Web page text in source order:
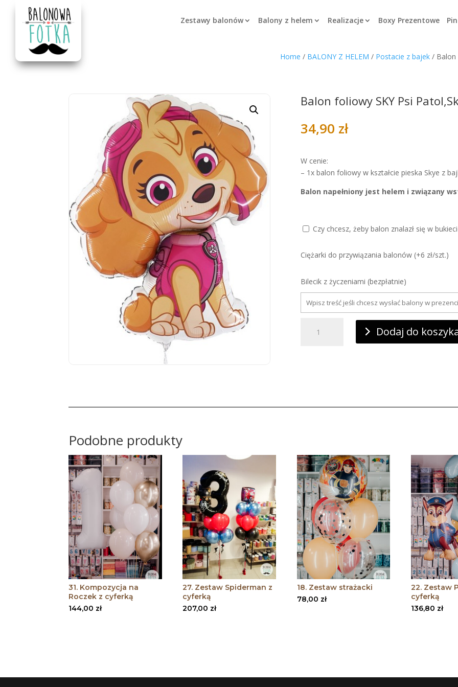
Zestawy balonów Balony z helem Realizacje Boxy Prezentowe
Home / BALONY Z HELEM / Postacie z bajek/ Balon
Balon foliowy SKY Psi
34,90 zł
W cenie:
– 1x balon foliowy w kształcie pieska Skye z
Balon napełniony jest helem i związany
Czy chcesz, żeby balon znalazł się w
Ciężarki do przywiązania balonów (+6 zł/szt.)
Bilecik z życzeniami (bezpłatnie)
Balon
foliowy Dodaj do
Podobne produkty
31. Kompozycja na
Roczek z cyferką
144,00 zł
27. Zestaw Spiderman z
cyferką
207,00 zł
18. Zestaw strażacki
78,00 zł
22. Zestaw
cyferką
136,80 zł